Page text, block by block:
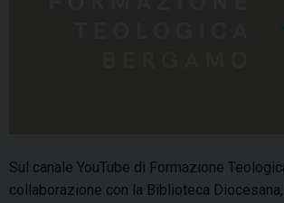
Sul canale YouTube di Formazione
collaborazione con la Biblioteca